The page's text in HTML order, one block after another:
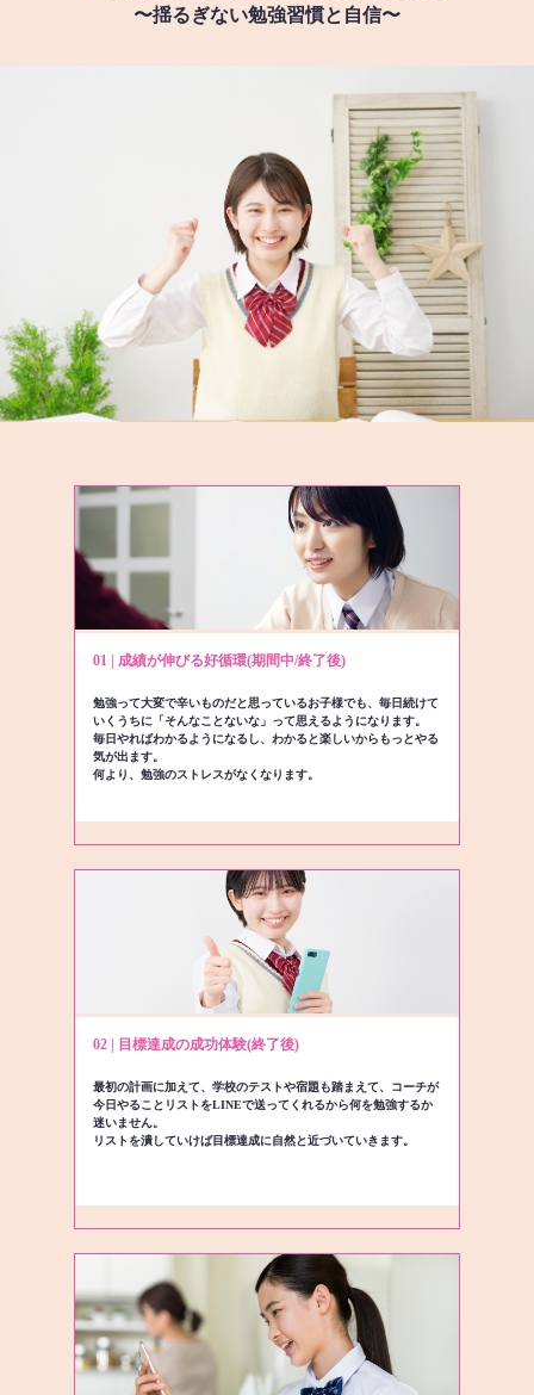
〜揺るぎない勉強習慣と自信〜
01 | 成績が伸びる好循環(期間中/終了後)
勉強って大変で辛いものだと思っているお子様でも、毎日続けて
いくうちに「そんなことないな」って思えるようになります。
毎日やればわかるようになるし、わかると楽しいからもっとやる
気が出ます。
何より、勉強のストレスがなくなります。
02 | 目標達成の成功体験(終了後)
最初の計画に加えて、学校のテストや宿題も踏まえて、コーチが
今日やることリストをLINEで送ってくれるから何を勉強するか
迷いません。
リストを潰していけば目標達成に自然と近づいていきます。